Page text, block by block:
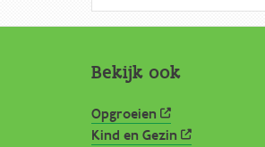
Bekijk ook
Opgroeien
Kind en Gezin